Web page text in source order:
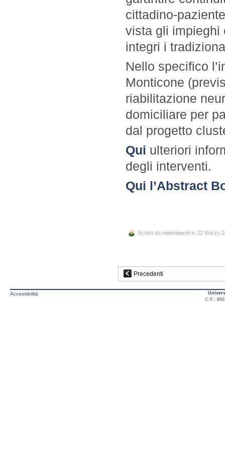
cittadino-
vista gli impieghi
integri i
Nello specifico
Monticone
riabilitazione
domiciliare per
dal progetto
Qui ulteriori
degli interventi.
Qui l’Abstract
Scritto da noemisechi in 22 Marzo
Precedenti
Accessibilità
C.F.: